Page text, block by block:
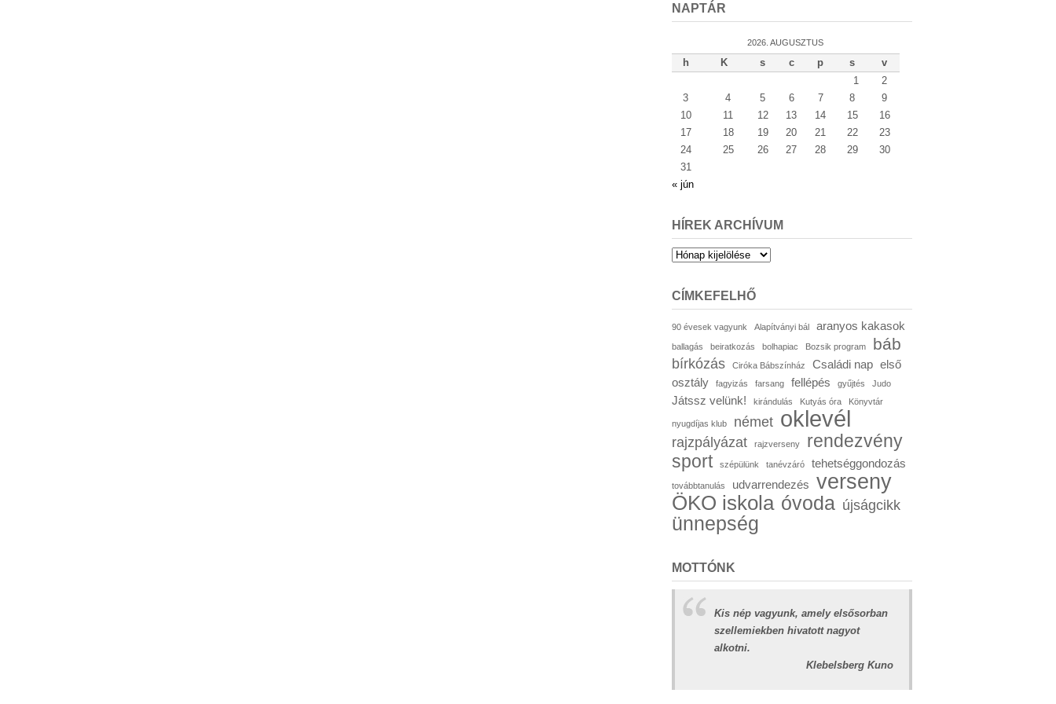
NAPTÁR
2026. AUGUSZTUS
h K s c p s
v
1
2
3
4 5 6 7 8
9
10
11 12 13 14 15
16
17
18 19 20 21 22
23
24
25 26 27 28 29
30
31
« jún
HÍREK ARCHÍVUM
Hírek
CÍMKEFELHŐ
90 évesek vagyunk Alapítványi bál aranyos kakasok
ballagás beiratkozás bolhapiac Bozsik program báb
bírkózás Ciróka Bábszínház Családi nap első
osztály
fagyizás farsang fellépés gyűjtés Judo
Játssz velünk! kirándulás Kutyás óra Könyvtár
nyugdíjas klub német oklevél
rajzpályázat rajzverseny
rendezvény
sport
szépülünk tanévzáró tehetséggondozás
továbbtanulás udvarrendezés verseny
ÖKO iskola óvoda újságcikk
ünnepség
MOTTÓNK
Kis nép vagyunk, amely elsősorban
szellemiekben hivatott nagyot
alkotni.
Klebelsberg Kuno